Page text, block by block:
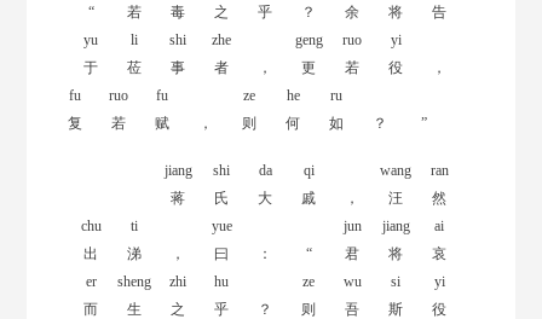
“
若
毒
之
乎
？
余
将
告
yu
于
li
莅
shi
事
zhe
者
，
geng
更
ruo
若
yi
役
，
fu
复
ruo
若
fu
赋
，
ze
则
he
何
ru
如
？ ”
jiang
蒋
shi
氏
da
大
qi
戚
，
wang
汪
ran
然
chu
出
ti
涕
，
yue
曰
： “
jun
君
jiang
将
ai
哀
er
而
sheng
生
zhi
之
hu
乎
？
ze
则
wu
吾
si
斯
yi
役